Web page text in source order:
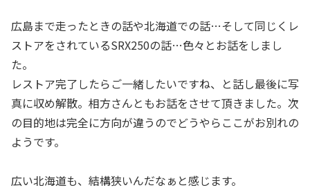
広島まで走ったときの話や北海道での話…そして同じくレ
ストアをされているSRX250の話…色々とお話をしまし
た。
レストア完了したらご一緒したいですね、と話し最後に写
真に収め解散。相方さんともお話をさせて頂きました。次
の目的地は完全に方向が違うのでどうやらここがお別れの
ようです。
広い北海道も、結構狭いんだなぁと感じます。